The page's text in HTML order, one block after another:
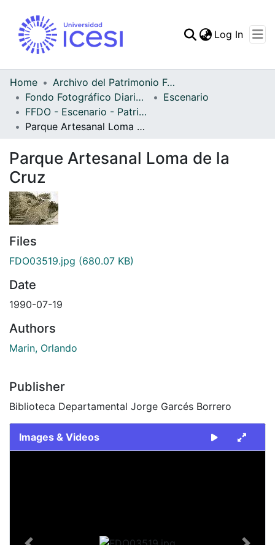
Statistics
Log In
Home
Archivo del Patrimonio Fotográfico y Fílmico del Valle del Cauca
Fondo Fotográfico Diario Occidente
Escenario
FFDO - Escenario - Patrimonial
Parque Artesanal Loma de la Cruz
Parque Artesanal Loma de la
Cruz
Files
FDO03519.jpg (680.07 KB)
Date
1990-07-19
Authors
Marin, Orlando
Publisher
Biblioteca Departamental Jorge Garcés Borrero
Images & Videos